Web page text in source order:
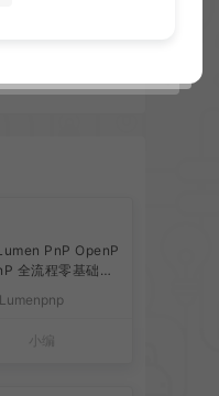
PnP ​​OpenP
全流程零基础搭
Lumenpnp
小编